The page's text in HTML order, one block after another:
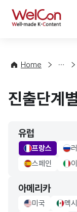
WelCon
Home
률
책
진출단계
유럽
france Flag
프랑스
sapin Flag
스페인
아메리카
usa Flag
미국 멕